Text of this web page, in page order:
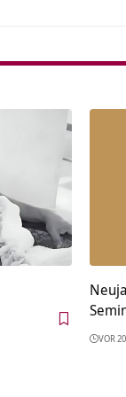
VOR